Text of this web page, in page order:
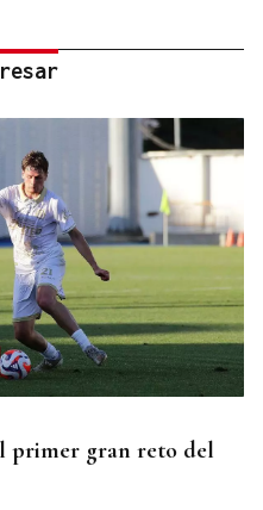
primer gran reto del